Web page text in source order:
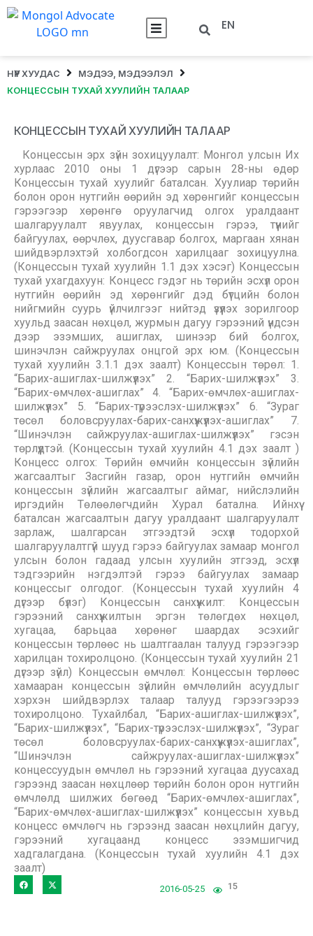
EN
НҮҮР ХУУДАС
МЭДЭЭ, МЭДЭЭЛЭЛ
КОНЦЕССЫН ТУХАЙ ХУУЛИЙН ТАЛААР
КОНЦЕССЫН ТУХАЙ ХУУЛИЙН ТАЛААР
Концессын эрх зүйн зохицуулалт: Монгол улсын Их
хурлаас 2010 оны 1 дүгээр сарын 28-ны өдөр
Концессын тухай хуулийг баталсан. Хуулиар төрийн
болон орон нутгийн өөрийн эд хөрөнгийг концессын
гэрээгээр хөрөнгө оруулагчид олгох уралдаант
шалгаруулалт явуулах, концессын гэрээ, түүнийг
байгуулах, өөрчлөх, дуусгавар болгох, маргаан хянан
шийдвэрлэхтэй холбогдсон харилцааг зохицуулна.
(Концессын тухай хуулийн 1.1 дэх хэсэг) Концессын
тухай ухагдахуун: Концесс гэдэг нь төрийн эсхүл орон
нутгийн өөрийн эд хөрөнгийг дэд бүтцийн болон
нийгмийн суурь үйлчилгээг нийтэд үзүүлэх зорилгоор
хуульд заасан нөхцөл, журмын дагуу гэрээний үндсэн
дээр эзэмших, ашиглах, шинээр бий болгох,
шинэчлэн сайжруулах онцгой эрх юм. (Концессын
тухай хуулийн 3.1.1 дэх заалт) Концессын төрөл: 1.
“Барих-ашиглах-шилжүүлэх” 2. “Барих-шилжүүлэх” 3.
“Барих-өмчлөх-ашиглах” 4. “Барих-өмчлөх-ашиглах-
шилжүүлэх” 5. “Барих-түрээслэх-шилжүүлэх” 6. “Зураг
төсөл боловсруулах-барих-санхүүжүүлэх-ашиглах” 7.
“Шинэчлэн сайжруулах-ашиглах-шилжүүлэх” гэсэн
төрлүүдтэй. (Концессын тухай хуулийн 4.1 дэх заалт )
Концесс олгох: Төрийн өмчийн концессын зүйлийн
жагсаалтыг Засгийн газар, орон нутгийн өмчийн
концессын зүйлийн жагсаалтыг аймаг, нийслэлийн
иргэдийн Төлөөлөгчдийн Хурал батална. Ийнхүү
баталсан жагсаалтын дагуу уралдаант шалгаруулалт
зарлаж, шалгарсан этгээдтэй эсхүл тодорхой
шалгаруулалтгүй шууд гэрээ байгуулах замаар монгол
улсын болон гадаад улсын хуулийн этгээд, эсхүл
тэдгээрийн нэгдэлтэй гэрээ байгуулах замаар
концессыг олгодог. (Концессын тухай хуулийн 4
дүгээр бүлэг) Концессын санхүүжилт: Концессын
гэрээний санхүүжилтын эргэн төлөгдөх нөхцөл,
хугацаа, барьцаа хөрөнөг шаардах эсэхийг
концессын төрлөөс нь шалтгаалан талууд гэрээгээр
харилцан тохиролцоно. (Концессын тухай хуулийн 21
дүгээр зүйл) Концессын өмчлөл: Концессын төрлөөс
хамааран концессын зүйлийн өмчлөлийн асуудлыг
хэрхэн шийдвэрлэх талаар талууд гэрээгээрээ
тохиролцоно. Тухайлбал, “Барих-ашиглах-шилжүүлэх”,
“Барих-шилжүүлэх”, “Барих-түрээслэх-шилжүүлэх”, “Зураг
төсөл боловсруулах-барих-санхүүжүүлэх-ашиглах”,
“Шинэчлэн сайжруулах-ашиглах-шилжүүлэх”
концессуудын өмчлөл нь гэрээний хугацаа дуусахад
гэрээнд заасан нөхцлөөр төрийн болон орон нутгийн
өмчлөлд шилжих бөгөөд “Барих-өмчлөх-ашиглах”,
“Барих-өмчлөх-ашиглах-шилжүүлэх” концессын хувьд
концесс өмчлөгч нь гэрээнд заасан нөхцлийн дагуу,
гэрээний хугацаанд концесс эзэмшигчид
хадгалагдана. (Концессын тухай хуулийн 4.1 дэх
заалт)
2016-05-25 15